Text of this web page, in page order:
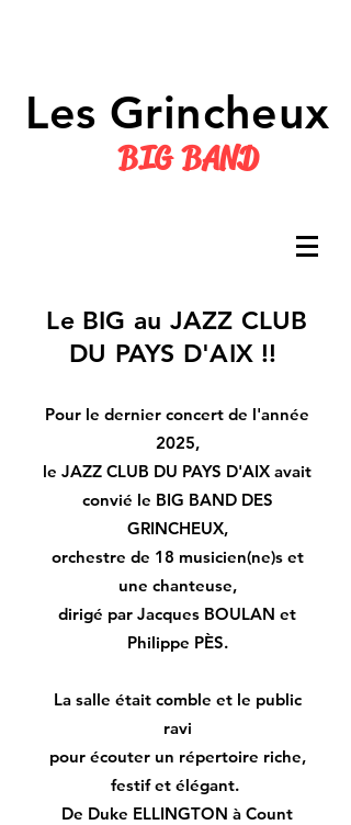
BIG BAND
Les Grincheux
Le BIG au JAZZ CLUB
DU PAYS D'AIX !!
Pour le dernier concert de l'année
2025,
le JAZZ CLUB DU PAYS D'AIX avait
convié le BIG BAND DES
GRINCHEUX,
orchestre de 18 musicien(ne)s et
une chanteuse,
dirigé par Jacques BOULAN et
Philippe PÈS.
La salle était comble et le public
ravi
pour écouter un répertoire riche,
festif et élégant.
De Duke ELLINGTON à Count